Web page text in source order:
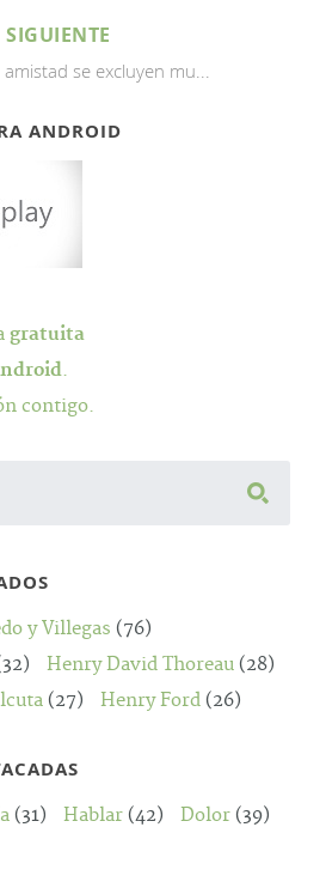
SIGUIENTE
amistad se excluyen mu...
ANDROID
gratuita
.
contigo.
y Villegas (76)
Henry David Thoreau (28)
(27) Henry Ford (26)
(31) Hablar (42) Dolor (39)